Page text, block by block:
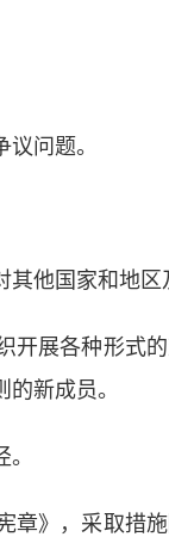
问题。
他国家和地区
展各种形式的
新成员。
》，采取措施